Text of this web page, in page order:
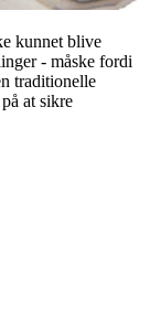
kunnet blive
- måske fordi
traditionelle
at sikre